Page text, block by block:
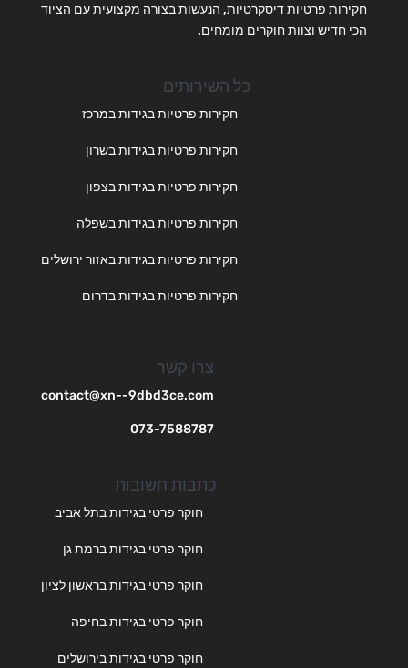
חקירות פרטיות דיסקרטיות, הנעשות בצורה מקצועית עם הציוד
הכי חדיש וצוות חוקרים מומחים.
כל השירותים
חקירות פרטיות בגידות במרכז
חקירות פרטיות בגידות בשרון
חקירות פרטיות בגידות בצפון
חקירות פרטיות בגידות בשפלה
חקירות פרטיות בגידות באזור ירושלים
חקירות פרטיות בגידות בדרום
צרו קשר
contact@xn--9dbd3ce.com
073-7588787
כתבות חשובות
חוקר פרטי בגידות בתל אביב
חוקר פרטי בגידות ברמת גן
חוקר פרטי בגידות בראשון לציון
חוקר פרטי בגידות בחיפה
חוקר פרטי בגידות בירושלים